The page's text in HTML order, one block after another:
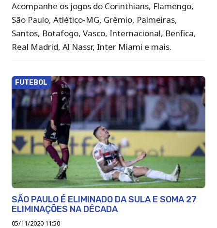
Acompanhe os jogos do Corinthians, Flamengo,
São Paulo, Atlético-MG, Grêmio, Palmeiras,
Santos, Botafogo, Vasco, Internacional, Benfica,
Real Madrid, Al Nassr, Inter Miami e mais.
FUTEBOL
SÃO PAULO É ELIMINADO DA SULA E SOMA 27
ELIMINAÇÕES NA DÉCADA
05/11/2020 11:50